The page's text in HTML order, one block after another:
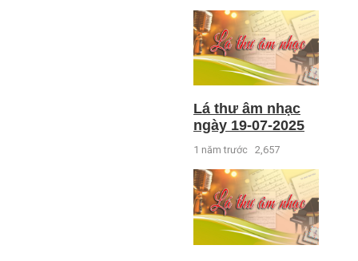
Lá thư âm nhạc
ngày 19-07-2025
1 năm trước 2,657